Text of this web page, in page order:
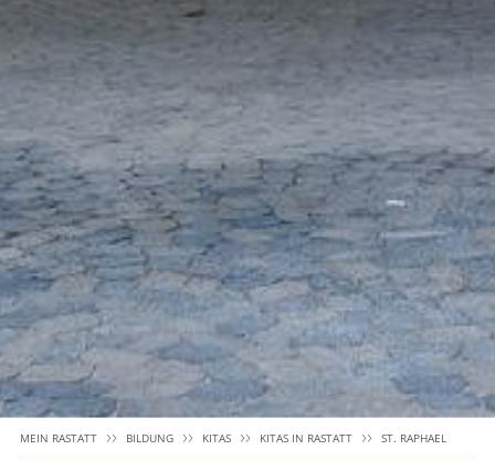
MEIN RASTATT BILDUNG KITAS KITAS IN RASTATT ST. RAPHAEL